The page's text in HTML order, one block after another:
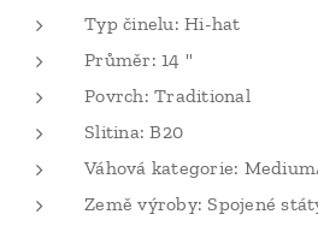
Typ činelu: Hi-hat
Průměr: 14 "
Povrch: Traditional
Slitina: B20
Váhová kategorie:
Země výroby: Spojené